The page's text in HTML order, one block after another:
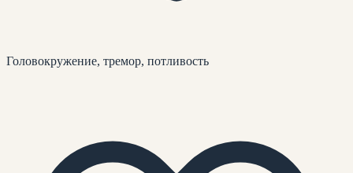
Головокружение, тремор, потливость